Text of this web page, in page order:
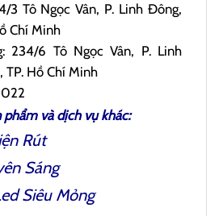
3 Tô Ngọc Vân, P. Linh Đông,
Chí Minh
234/6 Tô Ngọc Vân, P. Linh
TP. Hồ Chí Minh
và dịch vụ khác:
Rút
Sáng
Siêu Mỏng